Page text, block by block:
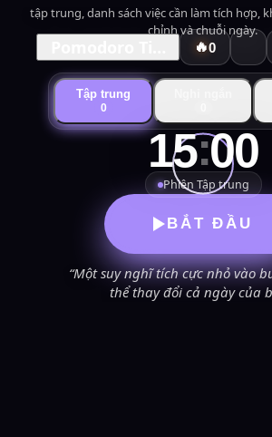
🔥0
tập trung, danh sách việc cần làm tích hợp,
chỉnh và chuỗi ngày.
Tập trung
0
15:00
Phiên Tập trung
BẮT ĐẦU
“Một suy nghĩ tích cực nhỏ vào
thể thay đổi cả ngày của